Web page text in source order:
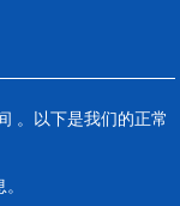
。以下是我们的正常